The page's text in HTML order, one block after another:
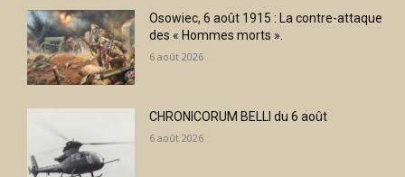
Osowiec, 6 août 1915 : La contre-attaque
des « Hommes morts ».
6 août 2026
CHRONICORUM BELLI du 6 août
6 août 2026